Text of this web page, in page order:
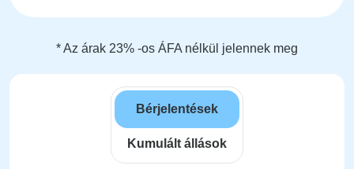
* Az árak 23% -os ÁFA nélkül jelennek meg
Bérjelentések
Kumulált állások